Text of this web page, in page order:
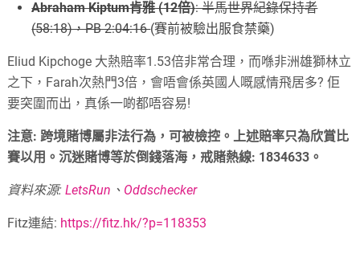
Abraham Kiptum肯雅 (12倍): 半馬世界紀錄保持者
(58:18)，PB 2:04:16(賽前被驗出服食禁藥)
Eliud Kipchoge 大熱賠率1.53倍非常合理，而喺非洲雄獅林立
之下，Farah次熱門3倍，會唔會係英國人嘅感情飛居多? 佢
要突圍而出，真係一啲都唔容易!
注意: 跨境賭博屬非法行為，可被檢控。上述賠率只為欣賞比
賽以用。沉迷賭博等於倒錢落海，戒賭熱線: 1834633。
資料來源:LetsRun 、 Oddschecker
Fitz連結: https://fitz.hk/?p=118353